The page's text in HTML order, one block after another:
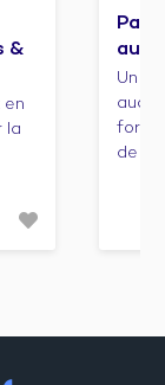
&
en
la
Un
de